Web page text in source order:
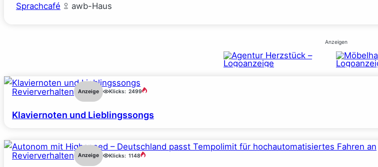
Sprachcafé
awb-Haus
Anzeigen
Revierverhalten Anzeige Klicks: 2499
Klaviernoten und Lieblingssongs
Revierverhalten Anzeige Klicks: 1148